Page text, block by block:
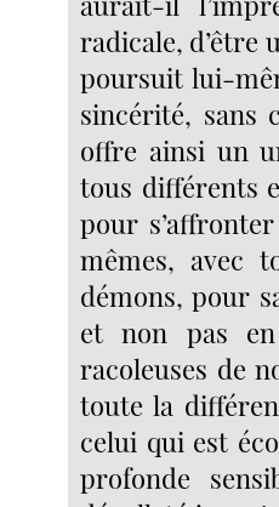
radicale, d’être
poursuit lui-
sincérité, sans
offre ainsi un
tous différents
pour
mêmes, avec
démons, pour
et non pas
racoleuses de
toute la
celui qui est
profonde